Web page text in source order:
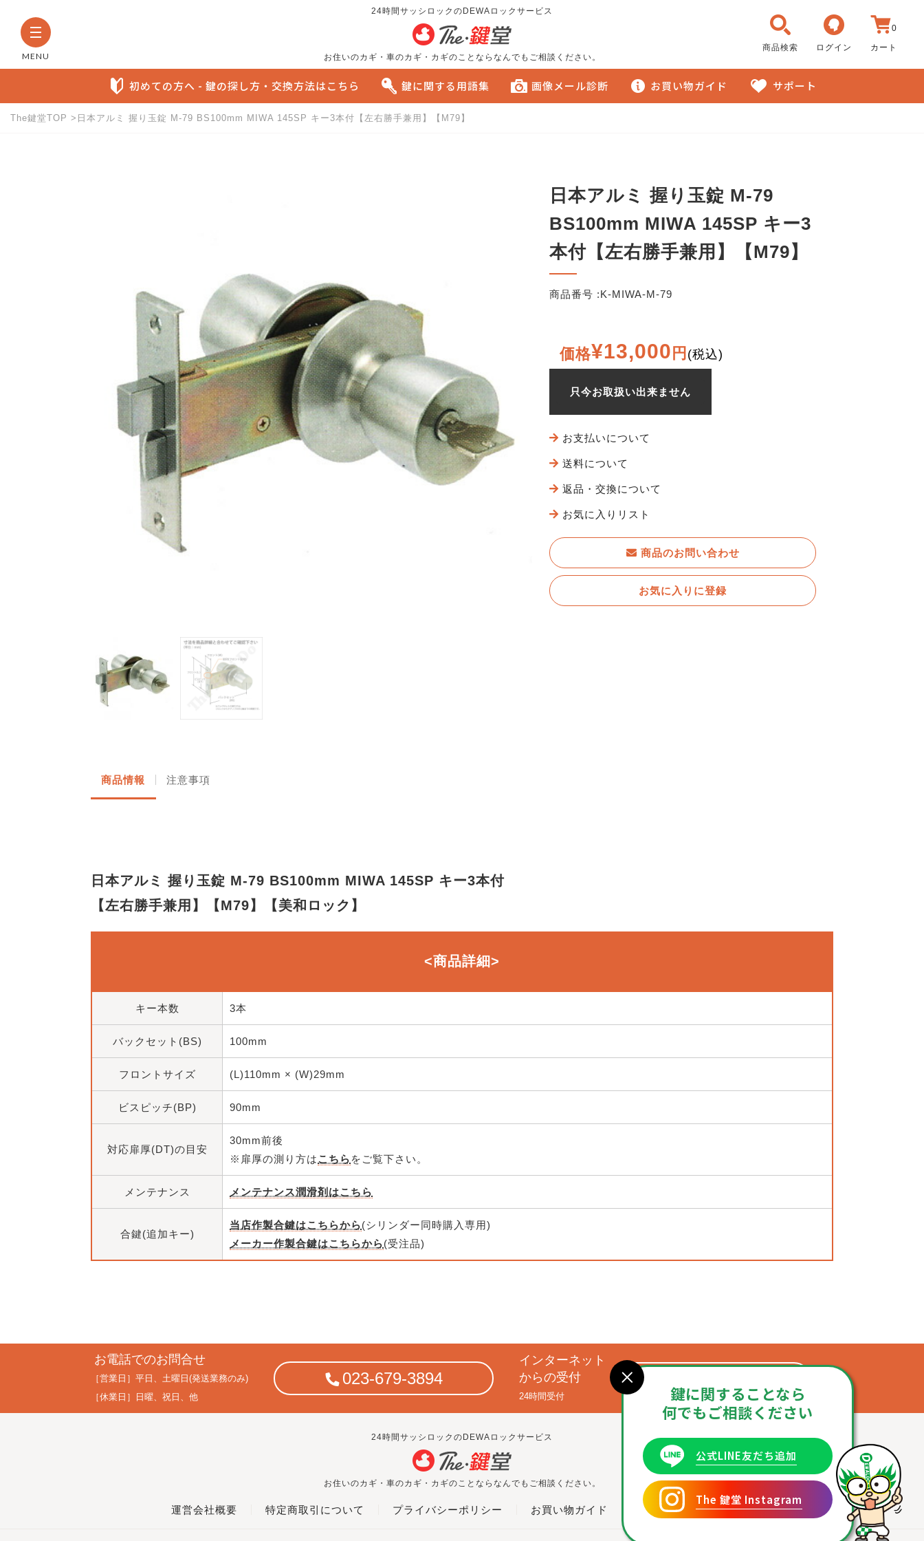
MENU
24時間サッシロックのDEWAロックサービス
お住いのカギ・車のカギ・カギのことならなんでもご相談ください。
商品検索 ログイン
0
カート
初めての方へ - 鍵の探し方・交換方法はこちら 鍵に関する用語集 画像メール診断 お買い物ガイド サポート
The鍵堂TOP 日本アルミ 握り玉錠 M-79 BS100mm MIWA 145SP キー3本付【左右勝手兼用】【M79】
日本アルミ 握り玉錠 M-79
BS100mm MIWA 145SP キー3
本付【左右勝手兼用】【M79】
商品番号 :K-MIWA-M-79
価格¥13,000 円 (税込)
只今お取扱い出来ません
お支払いについて
送料について
返品・交換について
お気に入りリスト
商品のお問い合わせ
お気に入りに登録
商品情報 注意事項
日本アルミ 握り玉錠 M-79 BS100mm MIWA 145SP キー3本付
【左右勝手兼用】【M79】【美和ロック】
<商品詳細>
キー本数 3本
バックセット(BS) 100mm
フロントサイズ (L)110mm × (W)29mm
ビスピッチ(BP) 90mm
対応扉厚(DT)の目安
30mm前後
※扉厚の測り方はこちら をご覧下さい。
メンテナンス メンテナンス潤滑剤はこちら
合鍵(追加キー)
当店作製合鍵はこちらから(シリンダー同時購入専用)
メーカー作製合鍵はこちらから(受注品)
お電話でのお問合せ
［営業日］ 平日、土曜日(発送業務のみ)
［休業日］
日曜、祝日、他
023-679-3894
インターネット
からの受付
24時間受付
24時間サッシロックのDEWAロックサービス
お住いのカギ・車のカギ・カギのことならなんでもご相談ください。
運営会社概要 特定商取引について プライバシーポリシー お買い物ガイド サポート お問合せ
鍵に関することなら
何でもご相談ください
公式LINE友だち追加
The 鍵堂 Instagram